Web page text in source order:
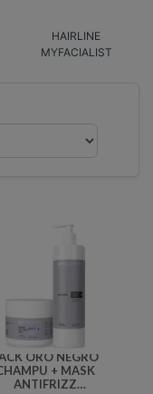
HAIRLINE
MYFACIALIST
ORO NEGRO
+ MASK
ANTIFRIZZ